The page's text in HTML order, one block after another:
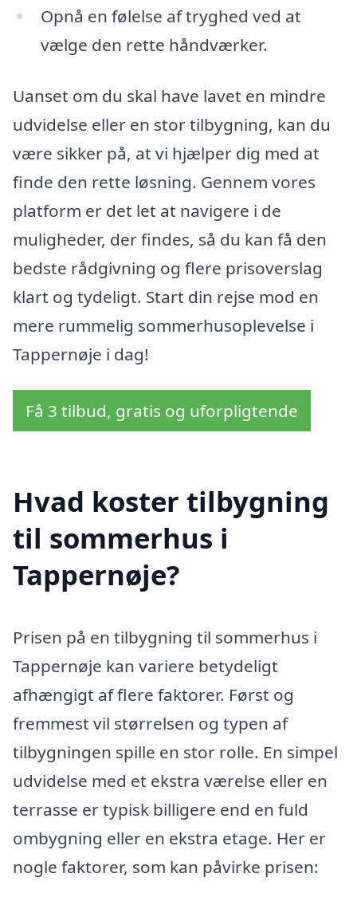
Opnå en følelse af tryghed ved at
vælge den rette håndværker.
Uanset om du skal have lavet en mindre
udvidelse eller en stor tilbygning, kan du
være sikker på, at vi hjælper dig med at
finde den rette løsning. Gennem vores
platform er det let at navigere i de
muligheder, der findes, så du kan få den
bedste rådgivning og flere prisoverslag
klart og tydeligt. Start din rejse mod en
mere rummelig sommerhusoplevelse i
Tappernøje i dag!
Få 3 tilbud, gratis og uforpligtende
Hvad koster tilbygning
til sommerhus i
Tappernøje?
Prisen på en tilbygning til sommerhus i
Tappernøje kan variere betydeligt
afhængigt af flere faktorer. Først og
fremmest vil størrelsen og typen af
tilbygningen spille en stor rolle. En simpel
udvidelse med et ekstra værelse eller en
terrasse er typisk billigere end en fuld
ombygning eller en ekstra etage. Her er
nogle faktorer, som kan påvirke prisen: